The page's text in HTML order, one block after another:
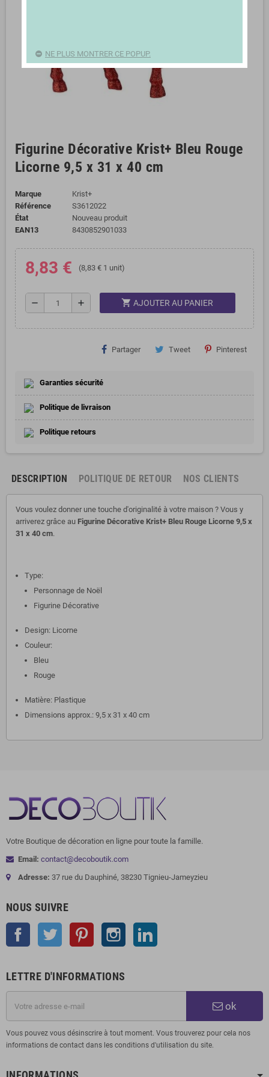
Figurine Décorative Krist+ Bleu Rouge
Licorne 9,5 x 31 x 40 cm
Marque
Krist+
Référence
S3612022
État
Nouveau produit
EAN13
8430852901033
8,83 € (8,83 € 1 unit)
remove add shopping_cart AJOUTER AU PANIER
Partager Tweet Pinterest
Garanties sécurité
Politique de livraison
Politique retours
DESCRIPTION POLITIQUE DE RETOUR NOS CLIENTS
Vous voulez donner une touche d'originalité à votre maison ? Vous y
arriverez grâce au Figurine Décorative Krist+ Bleu Rouge Licorne 9,5 x
31 x 40 cm.
Type:
Personnage de Noël
Figurine Décorative
Design: Licorne
Couleur:
Bleu
Rouge
Matière: Plastique
Dimensions approx.: 9,5 x 31 x 40 cm
Votre Boutique de décoration en ligne pour toute la famille.
Email: contact@decoboutik.com
Adresse: 37 rue du Dauphiné, 38230 Tignieu-Jameyzieu
NOUS SUIVRE
Facebook Twitter Pinterest Instagram
LETTRE D'INFORMATIONS
ok
Vous pouvez vous désinscrire à tout moment. Vous trouverez pour cela nos
informations de contact dans les conditions d'utilisation du site.
NE PLUS MONTRER CE POPUP.